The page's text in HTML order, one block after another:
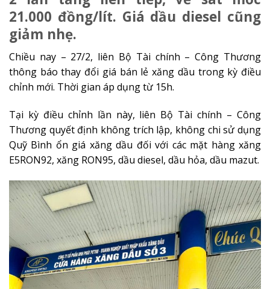
21.000 đồng/lít. Giá dầu diesel cũng
giảm nhẹ.
Chiều nay – 27/2, liên Bộ Tài chính – Công Thương
thông báo thay đổi giá bán lẻ xăng dầu trong kỳ điều
chỉnh mới. Thời gian áp dụng từ 15h.
Tại kỳ điều chỉnh lần này, liên Bộ Tài chính – Công
Thương quyết định không trích lập, không chi sử dụng
Quỹ Bình ổn giá xăng dầu đối với các mặt hàng xăng
E5RON92, xăng RON95, dầu diesel, dầu hỏa, dầu mazut.